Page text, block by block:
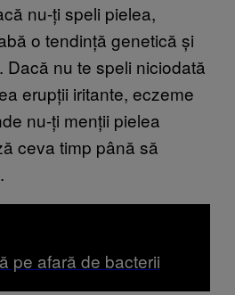
nu-ți speli pielea,
o tendință genetică și
Dacă nu te speli niciodată
erupții iritante, eczeme
nu-ți menții pielea
ceva timp până să
pe afară de bacterii